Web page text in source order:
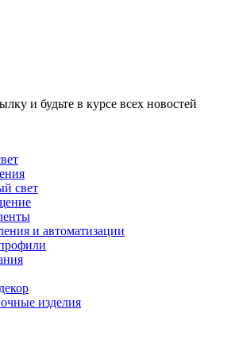
и будьте в курсе всех новостей
свет
и автоматизации
изделия